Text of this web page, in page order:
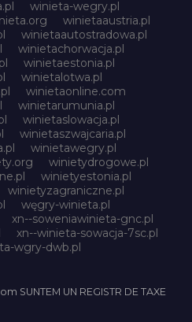
winieta-wegry.pl
winietaaustria.pl
winietaautostradowa.pl
winietachorwacja.pl
winietaestonia.pl
winietalotwa.pl
winietaonline.com
winietarumunia.pl
winietaslowacja.pl
winietaszwajcaria.pl
winietawegry.pl
winietydrogowe.pl
winietyestonia.pl
winietyzagraniczne.pl
węgry-winieta.pl
xn--soweniawinieta-gnc.pl
xn--winieta-sowacja-7sc.pl
wgry-dwb.pl
UN REGISTR DE TAXE